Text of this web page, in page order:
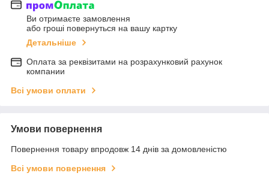
Ви отримаєте замовлення
або гроші повернуться на вашу картку
Детальніше
Оплата за реквізитами на розрахунковий рахунок
компании
Всі умови оплати
Умови повернення
Повернення товару впродовж 14 днів за домовленістю
Всі умови повернення